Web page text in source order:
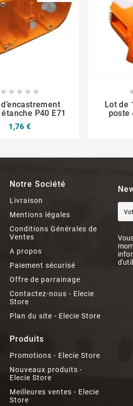
    
P40 E71
1,76 €
Lot de
poste
Notre Société
Livraison
Mentions légales
Conditions Générales de
Ventes
A propos
Paiement sécurisé
Offre de parrainage
Contactez-nous - Elecie
Store
Plan du site - Elecie Store
Produits
Promotions - Elecie Store
Nouveaux produits -
Elecie Store
Meilleures ventes - Elecie
Store